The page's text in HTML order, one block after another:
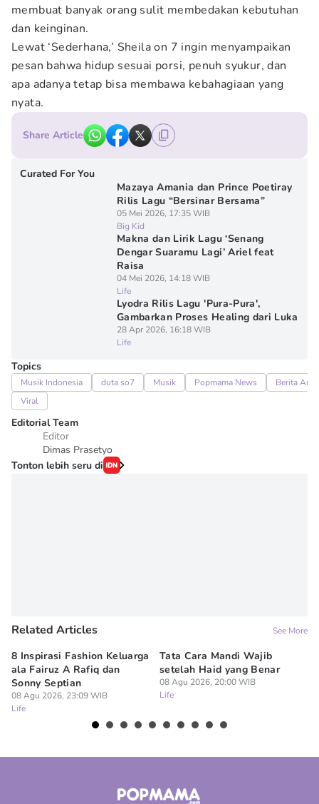
membuat banyak orang sulit membedakan kebutuhan
dan keinginan.
Lewat ‘Sederhana,’ Sheila on 7 ingin menyampaikan
pesan bahwa hidup sesuai porsi, penuh syukur, dan
apa adanya tetap bisa membawa kebahagiaan yang
nyata.
Share Article
Curated For You
Mazaya Amania dan Prince Poetiray
Rilis Lagu “Bersinar Bersama”
05 Mei 2026, 17:35 WIB
Big Kid
Makna dan Lirik Lagu ‘Senang
Dengar Suaramu Lagi’ Ariel feat
Raisa
04 Mei 2026, 14:18 WIB
Life
Lyodra Rilis Lagu 'Pura-Pura',
Gambarkan Proses Healing dari Luka
28 Apr 2026, 16:18 WIB
Life
Topics
Musik Indonesia duta so7 Musik Popmama News
Berita Artis
Viral
Editorial Team
Editor
Dimas Prasetyo
Tonton lebih seru di
Related Articles See More
8 Inspirasi Fashion Keluarga
ala Fairuz A Rafiq dan
Sonny Septian
08 Agu 2026, 23:09 WIB
Life
Tata Cara Mandi Wajib
setelah Haid yang Benar
08 Agu 2026, 20:00 WIB
Life